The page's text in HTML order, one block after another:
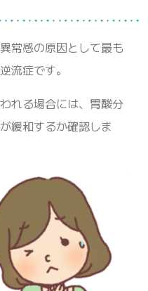
常感の原因として最も
流症です。
れる場合には、胃酸分
緩和するか確認しま